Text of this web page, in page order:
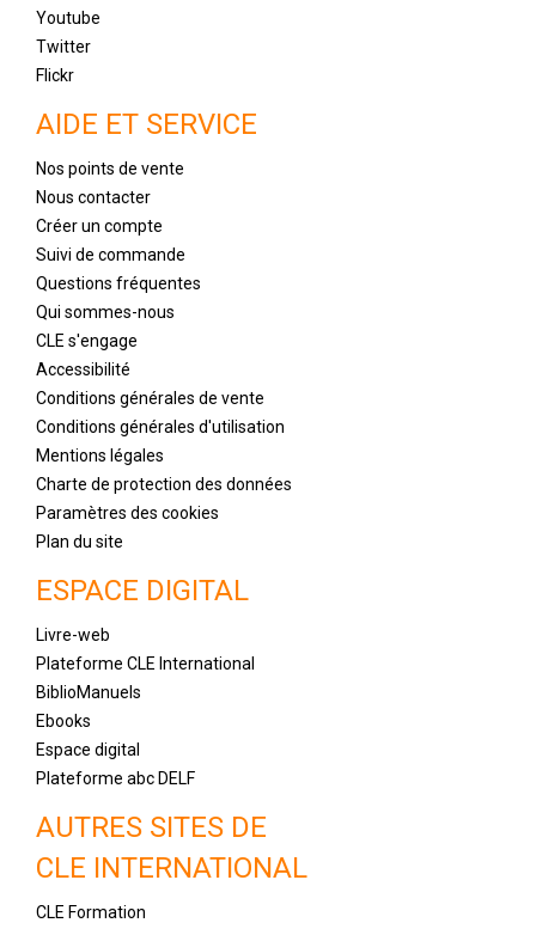
Youtube
Twitter
Flickr
AIDE ET SERVICE
Nos points de vente
Nous contacter
Créer un compte
Suivi de commande
Questions fréquentes
Qui sommes-nous
CLE s'engage
Accessibilité
Conditions générales de vente
Conditions générales d'utilisation
Mentions légales
Charte de protection des données
Paramètres des cookies
Plan du site
ESPACE DIGITAL
Livre-web
Plateforme CLE International
BiblioManuels
Ebooks
Espace digital
Plateforme abc DELF
AUTRES SITES DE
CLE INTERNATIONAL
CLE Formation